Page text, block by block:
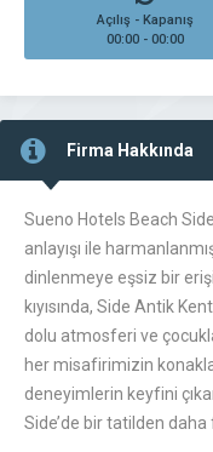
Açılış - Kapanış
00:00 - 00:00
Firma Hakkında
Sueno Hotels Beach
anlayışı ile
dinlenmeye eşsiz bir
kıyısında, Side Antik
dolu atmosferi ve
her misafirimizin
deneyimlerin keyfini
Side’de bir tatilden daha